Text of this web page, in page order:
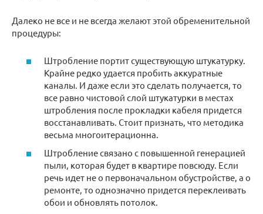
Далеко не все и не всегда желают этой обременительной
процедуры:
Штробление портит существующую штукатурку.
Крайне редко удается пробить аккуратные
каналы. И даже если это сделать получается, то
все равно чистовой слой штукатурки в местах
штробления после прокладки кабеля придется
восстанавливать. Стоит признать, что методика
весьма многоитерационна.
Штробление связано с повышенной генерацией
пыли, которая будет в квартире повсюду. Если
речь идет не о первоначальном обустройстве, а о
ремонте, то однозначно придется переклеивать
обои и обновлять потолок.